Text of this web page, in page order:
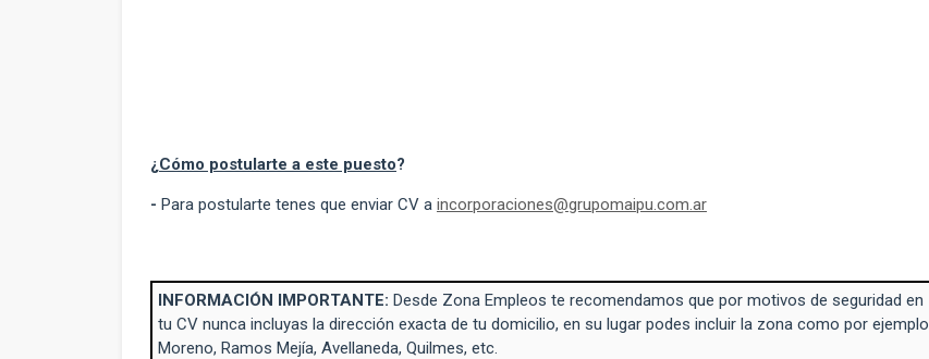
¿ Cómo postularte a este puesto?
- Para postularte tenes que enviar CV a incorporaciones@grupomaipu.com.ar
INFORMACIÓN IMPORTANTE: Desde Zona Empleos te recomendamos que por motivos de seguridad en
tu CV nunca incluyas la dirección exacta de tu domicilio, en su lugar podes incluir la zona como por ejemplo
Moreno, Ramos Mejía, Avellaneda, Quilmes, etc.